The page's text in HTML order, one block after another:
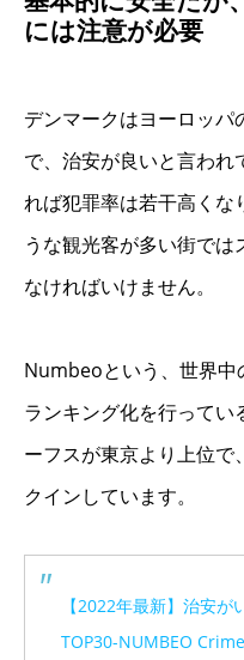
には注意が必要
デンマークはヨーロッパ
で、治安が良いと言わ
れば犯罪率は若干高くな
うな観光客が多い街で
なければいけません。
Numbeoという、世界中
ランキング化を行ってい
ーフスが東京より上位で
クインしています。
【2022年最新】治安
TOP30-NUMBEO